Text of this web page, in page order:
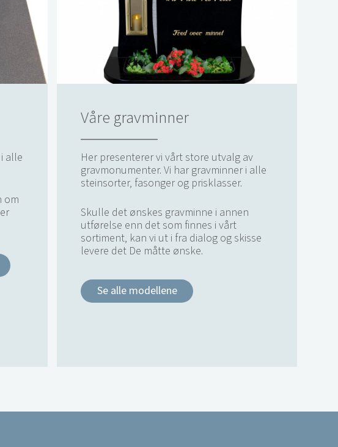
alle
om
Våre gravminner
Her presenterer vi vårt store utvalg av
gravmonumenter. Vi har gravminner i alle
steinsorter, fasonger og prisklasser.
Skulle det ønskes gravminne i annen
utførelse enn det som finnes i vårt
sortiment, kan vi ut i fra dialog og skisse
levere det De måtte ønske.
Se alle modellene